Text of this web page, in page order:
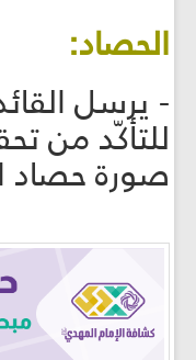
الحصاد:
- يرسل
للتأكّد من
صورة حصاد